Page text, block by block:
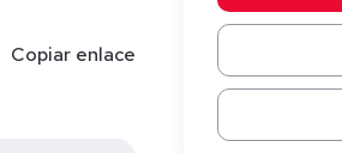
Copiar enlace